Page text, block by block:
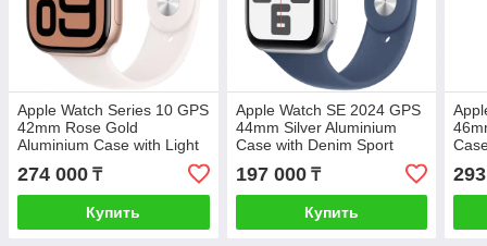
Apple Watch Series 10 GPS
42mm Rose Gold
Aluminium Case with Light
Blush Sport Band -
S/M,Model A2997
(MWWH3QI/A)
274 000 ₸
Купить
Apple Watch SE 2024 GPS
44mm Silver Aluminium
Case with Denim Sport
Band - M/L,Model A2723
(MXER3QI/A)
197 000₸
Купить